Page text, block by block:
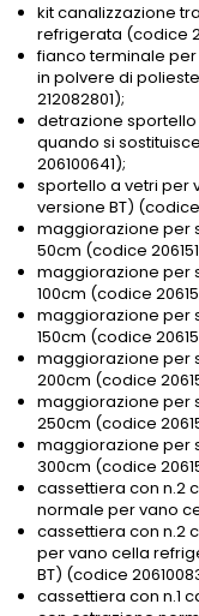
kit canalizzazione
refrigerata (codice
fianco terminale
in polvere di
212082801);
detrazione
quando si
206100641);
sportello a vetri per
versione BT)
maggiorazione per
50cm (codice
maggiorazione per
100cm (codice
maggiorazione per
150cm (codice
maggiorazione per
200cm (codice
maggiorazione per
250cm (codice
maggiorazione per
300cm (codice
cassettiera con n.2
normale per vano
cassettiera con n.2
per vano cella
BT) (codice
cassettiera con n.1